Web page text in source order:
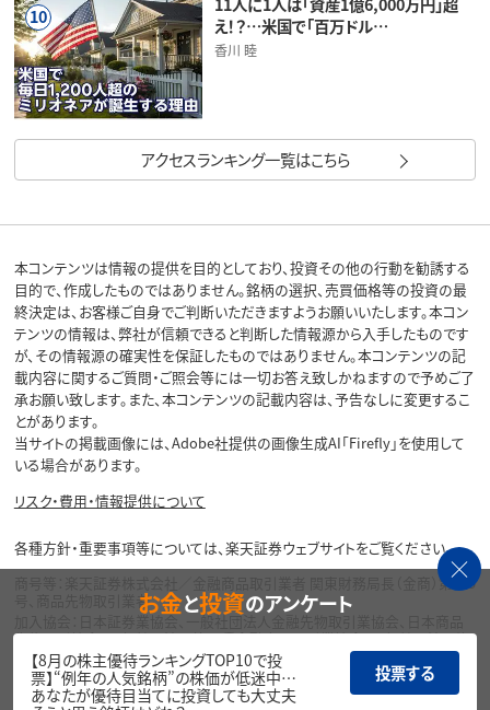
10
え！？…米国で「百万ドル…
香川 睦
アクセスランキング一覧はこちら
本コンテンツは情報の提供を目的としており、投資その他の行動を勧誘する
目的で、作成したものではありません。銘柄の選択、売買価格等の投資の最
終決定は、お客様ご自身でご判断いただきますようお願いいたします。本コン
テンツの情報は、弊社が信頼できると判断した情報源から入手したものです
が、その情報源の確実性を保証したものではありません。本コンテンツの記
載内容に関するご質問・ご照会等には一切お答え致しかねますので予めご了
承お願い致します。また、本コンテンツの記載内容は、予告なしに変更するこ
とがあります。
当サイトの掲載画像には、Adobe社提供の画像生成AI「Firefly」を使用して
いる場合があります。
リスク・費用・情報提供について
各種方針・重要事項等については、楽天証券ウェブサイトをご覧ください。
商号等：楽天証券株式会社／金融商品取引業者 関東財務局長（金商）第195
号、商品先物取引業者
加入協会：日本証券業協会、一般社団法人金融先物取引業協会、日本商品
先物取引協会、一般社団法人第二種金融商品取引業協会、一般社団法人資
産運用業協会
Copyright©
お金と投資のアンケート
【8月の株主優待ランキングTOP10で投
票】“例年の人気銘柄”の株価が低迷中…
あなたが優待目当てに投資しても大丈夫
投票する